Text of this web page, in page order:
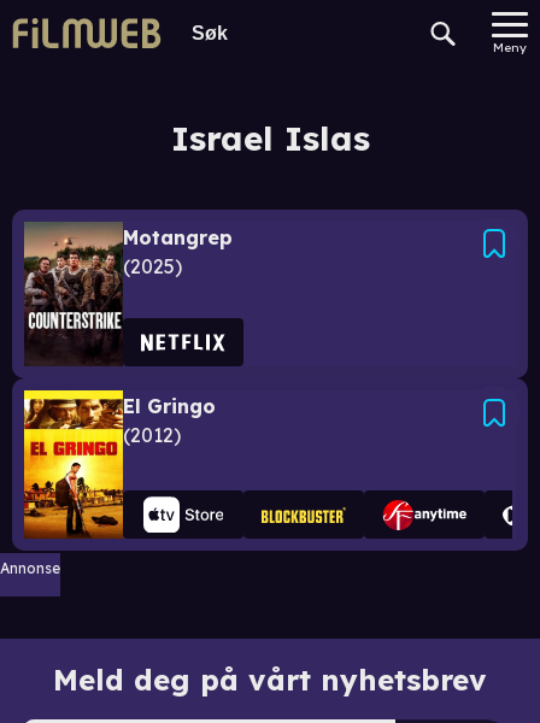
Meny
Israel Islas
Motangrep
2025
El Gringo
2012
Annonse
Meld deg på vårt nyhetsbrev